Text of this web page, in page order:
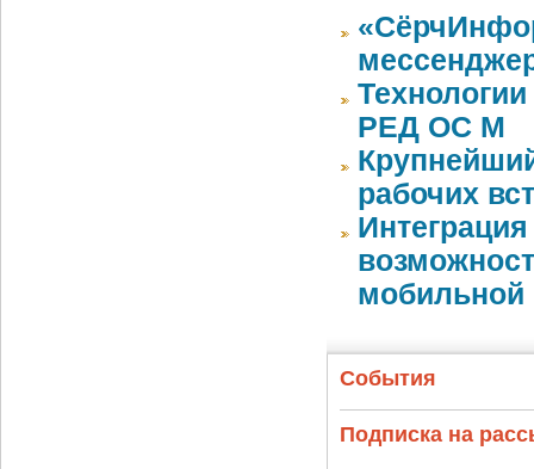
РЕД ОС М
рабочих
мобильной
События
Подписка на